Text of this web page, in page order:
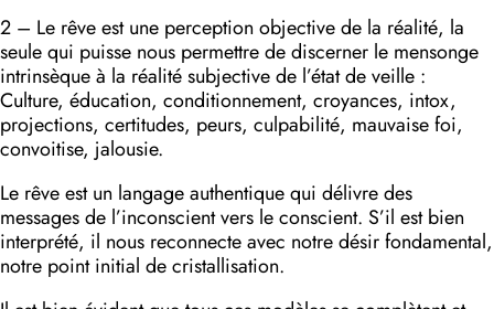
2 – Le rêve est une perception objective de la réalité, la
seule qui puisse nous permettre de discerner le mensonge
intrinsèque à la réalité subjective de l’état de veille :
Culture, éducation, conditionne­ment, croyances, intox,
projections, certitudes, peurs, culpabilité, mauvaise foi,
convoitise, jalousie.
Le rêve est un langage authentique qui délivre des
messages de l’inconscient vers le conscient. S’il est bien
interprété, il nous reconnecte avec notre désir fondamental,
notre point initial de cristallisation.